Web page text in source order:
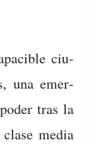
ciu­
una emer­
tras la
media